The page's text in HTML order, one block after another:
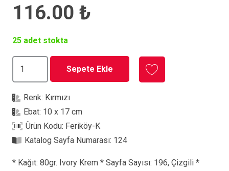
116.00 ₺
25 adet stokta
Defter
adet
Sepete Ekle
Renk: Kırmızı
Ebat: 10 x 17 cm
Ürün Kodu: Feriköy-K
Katalog Sayfa Numarası: 124
* Kağıt: 80gr. Ivory Krem * Sayfa Sayısı: 196, Çizgili *